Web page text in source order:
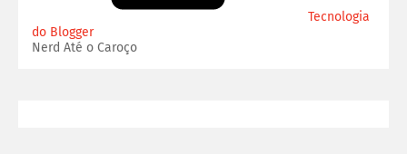
Tecnologia
do Blogger
Nerd Até o Caroço